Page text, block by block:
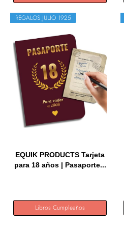
REGALOS JULIO 1925
EQUIK PRODUCTS Tarjeta
para 18 años | Pasaporte...
Libros Cumpleaños